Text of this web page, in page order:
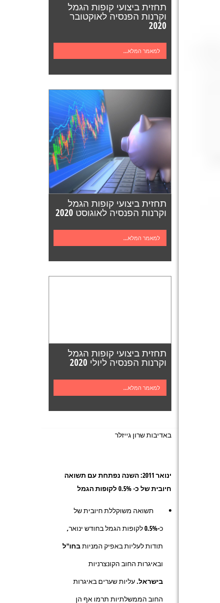
תחזית ביצועי קופות הגמל
וקרנות הפנסיה לאוקטובר
2020
למאמר המלא...
תחזית ביצועי קופות הגמל
וקרנות הפנסיה לאוגוסט 2020
למאמר המלא...
תחזית ביצועי קופות הגמל
וקרנות הפנסיה ליולי 2020
למאמר המלא...
באדיבות שרון גייזלר
ינואר 2011: השנה נפתחת עם תשואה
חיובית של כ- 0.5% לקופות הגמל
תשואה משוקללת חיובית של
כ-0.5% לקופות הגמל בחודש ינואר,
תודות לעליות באפיק המניותבחו"ל
ובאיגרות החוב הקונצרניות
בישראל. עליות שערים באיגרות
החוב הממשלתיות תרמו אף הן